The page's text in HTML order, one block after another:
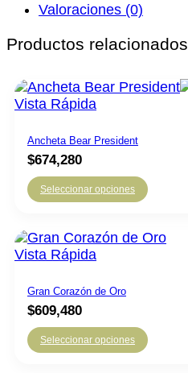
Valoraciones (0)
Productos relacionados
Vista Rápida
Ancheta Bear President
$674,280
Seleccionar opciones
Vista Rápida
Gran Corazón de Oro
$609,480
Seleccionar opciones